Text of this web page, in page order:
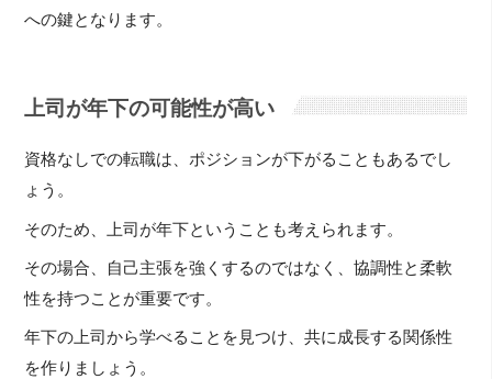
への鍵となります。
上司が年下の可能性が高い
資格なしでの転職は、ポジションが下がることもあるでし
ょう。
そのため、上司が年下ということも考えられます。
その場合、自己主張を強くするのではなく、協調性と柔軟
性を持つことが重要です。
年下の上司から学べることを見つけ、共に成長する関係性
を作りましょう。